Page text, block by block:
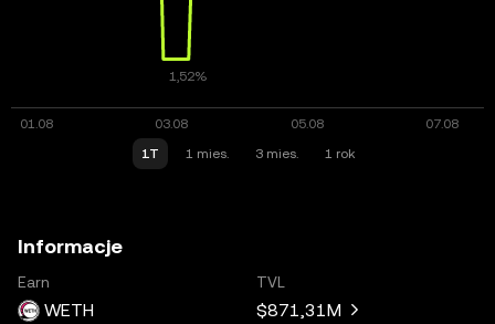
1T 1 mies. 3 mies. 1 rok
Informacje
Earn
WETH
TVL
$871,31M